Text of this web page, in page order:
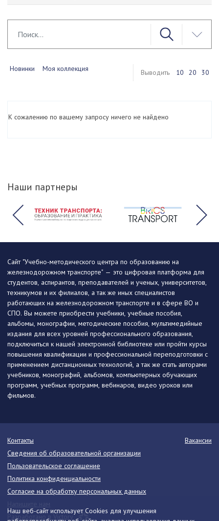
Новинки Моя коллекция Выводить 10 20 30
К сожалению по вашему запросу ничего не найдено
Наши партнеры
Наш веб-сайт использует Cookies для улучшения
Сайт "Учебно-методического центра по образованию на
железнодорожном транспорте" — это цифровая платформа для
студентов, аспирантов, преподавателей и ученых, университетов,
техникумов и их филиалов, а так же иных специалистов
работающих на железнодорожном транспорте и в сфере ВО и
СПО. Вы можете приобрести учебники, учебные пособия,
альбомы, монографии, методические пособия, мультимедийные
издания для всех уровней профессионального образования,
подключиться к нашей электронной библиотеке или пройти курсы
повышения квалификации и профессиональной переподготовки с
применением дистанционных технологий, а так же стать авторами
учебников, монографий, альбомов, компьютерных обучающих
программ, учебных программ, вебинаров, видео уроков или
фильмов.
Контакты
Вакансии
Сведения об образовательной организации
Пользовательское соглашение
Политика конфиденциальности
Согласие на обработку персональных данных
Разработано в Victory